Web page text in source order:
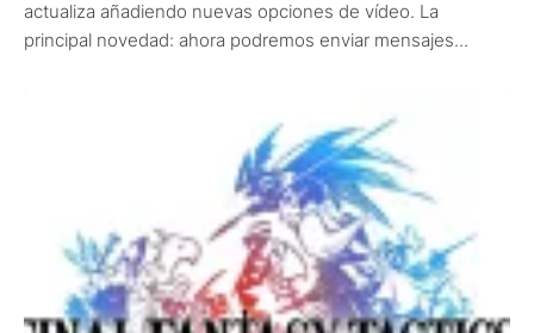
actualiza añadiendo nuevas opciones de vídeo. La
principal novedad: ahora podremos enviar mensajes...